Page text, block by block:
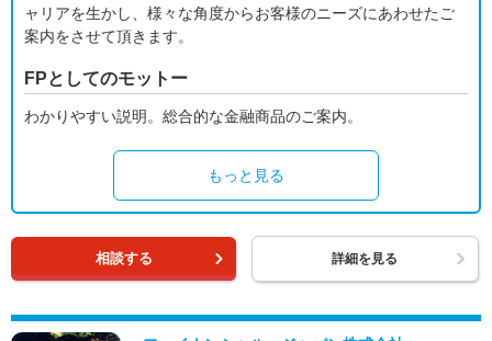
ャリアを生かし、様々な角度からお客様のニーズにあわせたご
案内をさせて頂きます。
FPとしてのモットー
わかりやすい説明。総合的な金融商品のご案内。
もっと見る
相談する 詳細を見る